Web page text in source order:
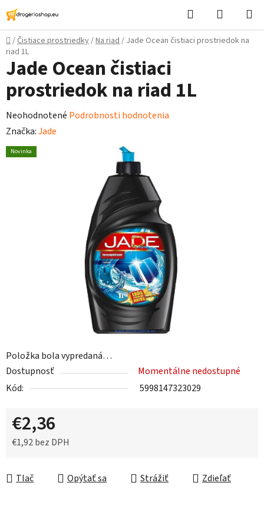
Prejsť
na
obsah
Hľadať
košík
Domov
/Čistiace prostriedky/Na riad/ Jade Ocean čistiaci prostriedok na
riad 1L
Položka bola vypredaná…
Dostupnosť
Momentálne nedostupné
Kód:
5998147323029
€2,36
€1,92 bez DPH
Tlač
Opýtať sa Strážiť Zdieľať
Jade Ocean čistiaci
prostriedok na riad 1L
Priemerné
hodnotenie
produktu
Neohodnotené Podrobnosti hodnotenia
Značka:Jade
Novinka